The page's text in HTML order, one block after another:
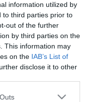
information utilized by
to third parties prior to
out of the further
by third parties on the
This information may
on the IAB’s List of
disclose it to other
one or more Google
A KÖNYVTÁR!
4-én indították útjára
Goodall Intézet, az
„Passzold vissza